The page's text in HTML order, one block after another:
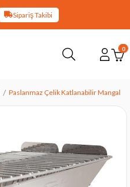
Sipariş Takibi
0
Paslanmaz Çelik Katlanabilir Mangal